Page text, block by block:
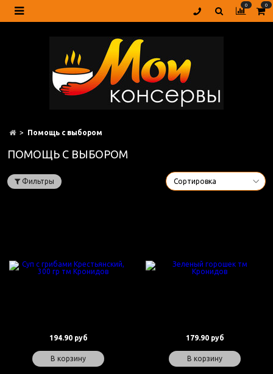
0 0
Помощь с выбором
ПОМОЩЬ С ВЫБОРОМ
Фильтры
194.90 руб
В корзину
179.90 руб
В корзину